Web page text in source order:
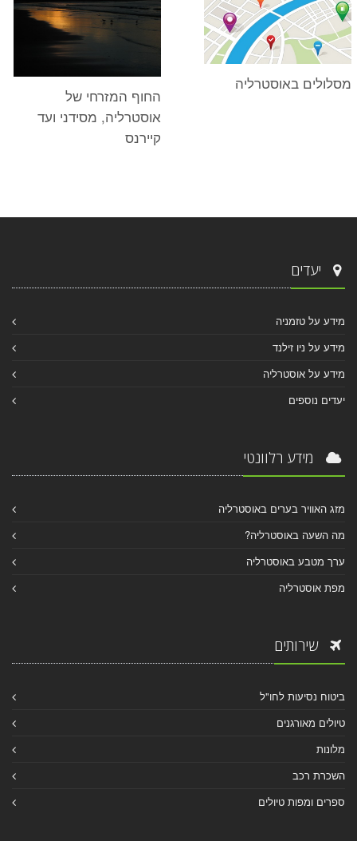
מסלולים באוסטרליה
החוף המזרחי של
אוסטרליה, מסידני ועד
קיירנס
יעדים
מידע על טזמניה
מידע על ניו זילנד
מידע על אוסטרליה
יעדים נוספים
מידע רלוונטי
מזג האוויר בערים באוסטרליה
מה השעה באוסטרליה?
ערך מטבע באוסטרליה
מפת אוסטרליה
שירותים
ביטוח נסיעות לחו"ל
טיולים מאורגנים
מלונות
השכרת רכב
ספרים ומפות טיולים